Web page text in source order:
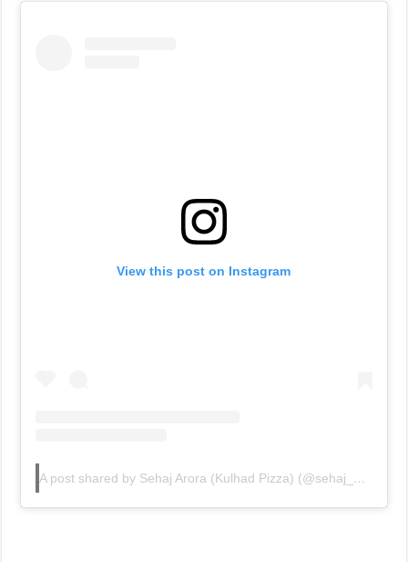
View this post on Instagram
A post shared by Sehaj Arora (Kulhad Pizza) (@sehaj_arora_)